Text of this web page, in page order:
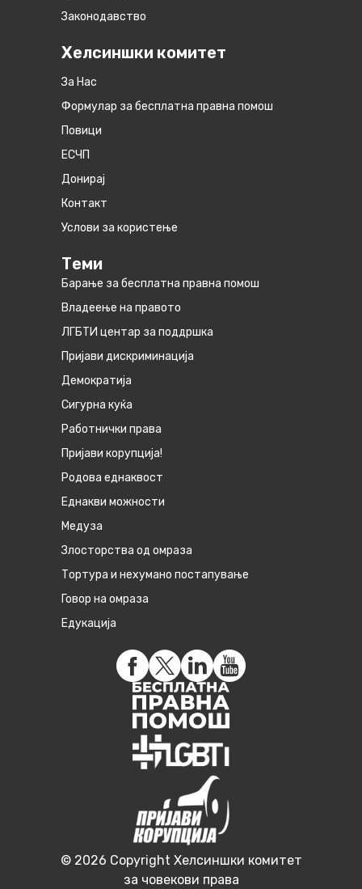
Законодавство
Хелсиншки комитет
За Нас
Формулар за бесплатна правна помош
Повици
ЕСЧП
Донирај
Контакт
Услови за користење
Теми
Барање за бесплатна правна помош
Владеење на правото
ЛГБТИ центар за поддршка
Пријави дискриминација
Демократија
Сигурна куќа
Работнички права
Пријави корупција!
Родова еднаквост
Eднакви можности
Медуза
Злосторства од омраза
Тортура и нехумано постапување
Говор на омраза
Едукација
© 2026 Copyright Хелсиншки комитет
за човекови права